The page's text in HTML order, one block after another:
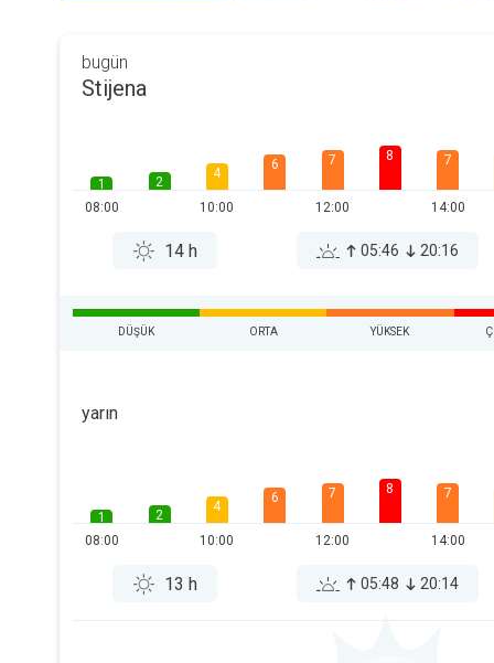
bugün
Stijena
1
08:00
2
4
10:00
6 7
12:00
8 7
14:00
14 h 05:46 20:16
DÜŞÜK ORTA YÜKSEK
yarın
1
08:00
2
4
10:00
6 7
12:00
8 7
14:00
13 h 05:48 20:14